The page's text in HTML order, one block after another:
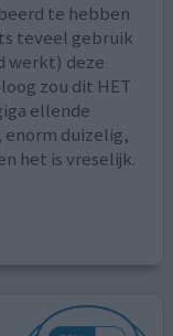
te hebben
teveel gebruik
werkt) deze
zou dit HET
ellende
enorm duizelig,
het is vreselijk.